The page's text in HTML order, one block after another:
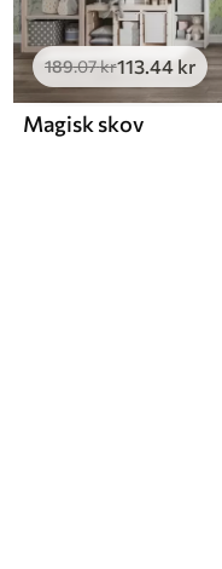
189.07kr113.44 kr
Magisk skov